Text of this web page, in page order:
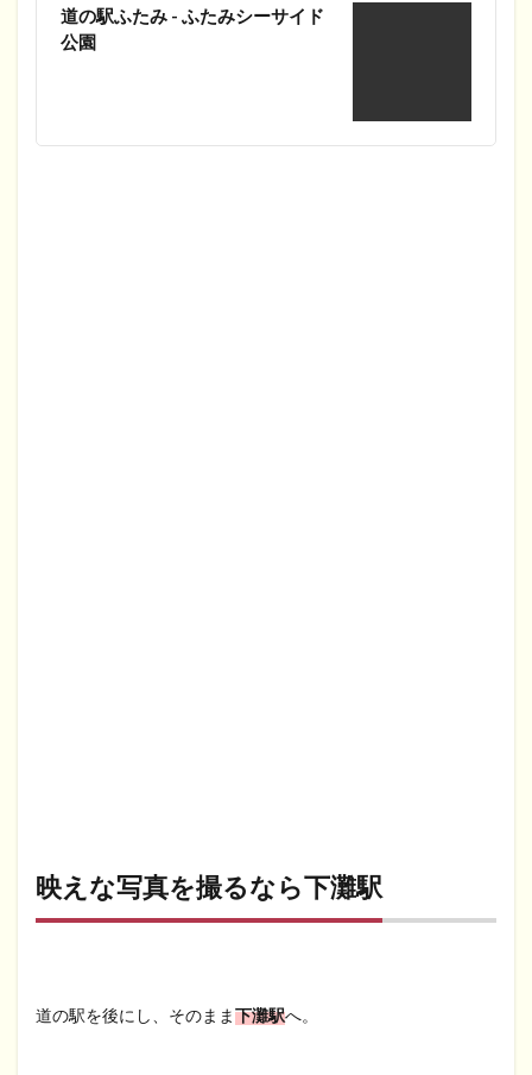
道の駅ふたみ - ふたみシーサイド
公園
映えな写真を撮るなら下灘駅
道の駅を後にし、そのまま下灘駅へ。